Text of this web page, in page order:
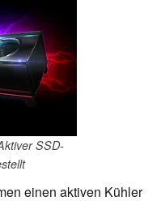
SSD-
einen aktiven Kühler